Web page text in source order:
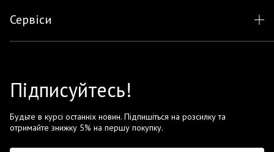
Сервіси
Підписуйтесь!
Будьте в курсі останніх новин. Підпишіться на розсилку та
отримайте знижку 5% на першу покупку.